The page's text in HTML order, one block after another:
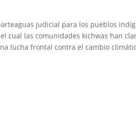
judicial para los pueblos
cual las comunidades kichwas han
lucha frontal contra el cambio